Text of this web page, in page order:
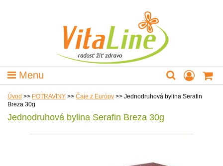
Menu
Úvod >> POTRAVINY >> Čaje z Európy >> Jednodruhová bylina Serafin
Breza 30g
Jednodruhová bylina Serafin Breza 30g